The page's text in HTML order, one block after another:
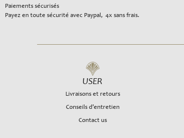
Paiements sécurisés
Payez en toute sécurité avec Paypal, 4x sans frais.
USER
Livraisons et retours
Conseils d’entretien
Contact us